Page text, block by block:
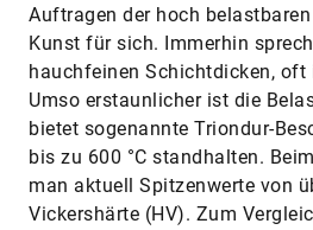
Auftragen der hoch
Kunst für sich. Immerhin
hauchfeinen Schichtdicken, oft
Umso erstaunlicher ist die
bietet sogenannte Triondur-
bis zu 600 °C standhalten.
man aktuell Spitzenwerte von
Vickershärte (HV). Zum